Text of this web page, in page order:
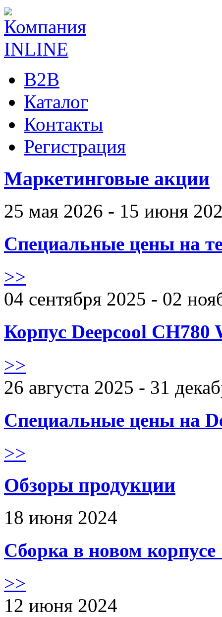
B2B
Каталог
Контакты
Регистрация
Маркетинговые акции
25 мая 2026 - 15 июня
Специальные цены на
>>
04 сентября 2025 - 02
Корпус Deepcool CH780
>>
26 августа 2025 - 31
Специальные цены на
>>
Обзоры продукции
18 июня 2024
Сборка в новом
>>
12 июня 2024